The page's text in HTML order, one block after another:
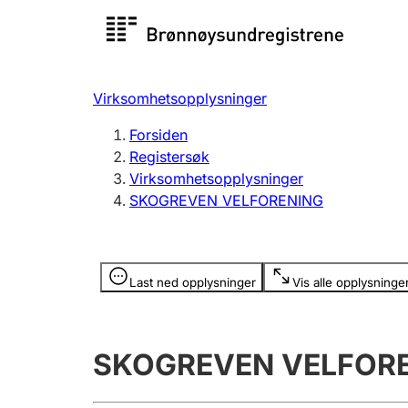
Registersøk
Registrere, endre, slette
Virksomhetsopplysninger
Forsiden
Registersøk
Virksomhetsopplysninger
SKOGREVEN VELFORENING
Last ned opplysninger Vis alle
Opplysninger er skjult
SKOGREVEN